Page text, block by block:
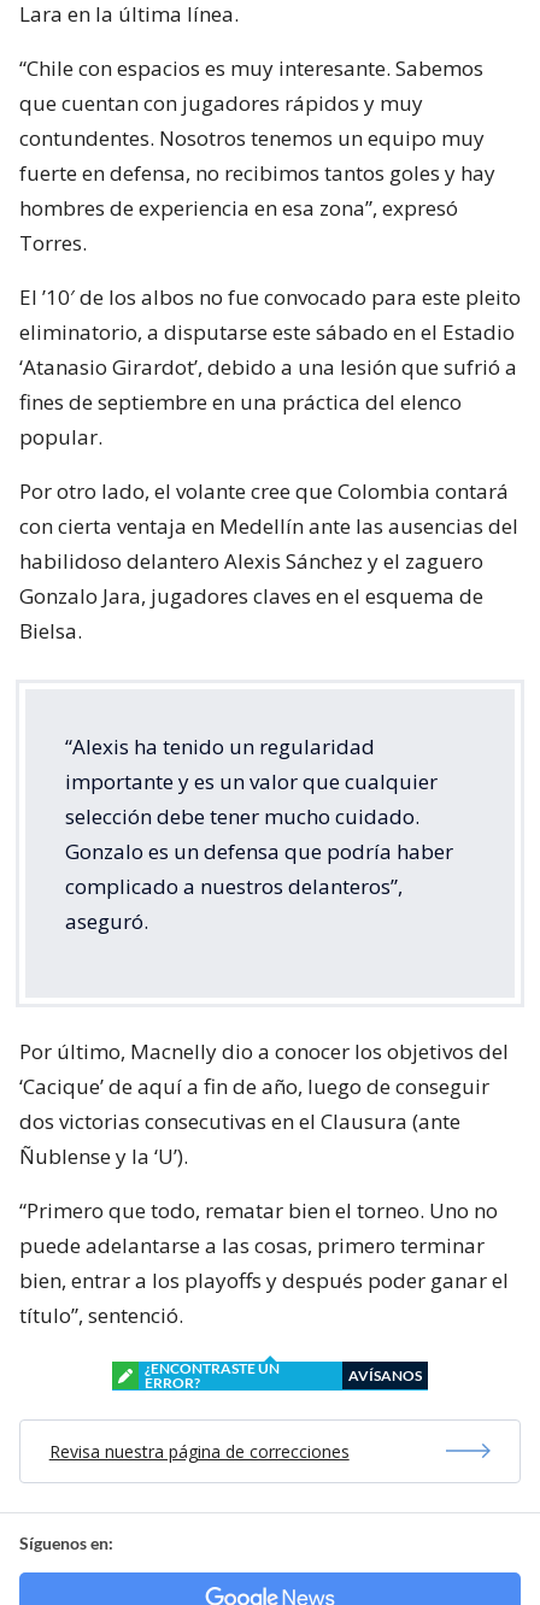
Lara en la última línea.
“Chile con espacios es muy interesante. Sabemos
que cuentan con jugadores rápidos y muy
contundentes. Nosotros tenemos un equipo muy
fuerte en defensa, no recibimos tantos goles y hay
hombres de experiencia en esa zona”, expresó
Torres.
El ’10′ de los albos no fue convocado para este pleito
eliminatorio, a disputarse este sábado en el Estadio
‘Atanasio Girardot’, debido a una lesión que sufrió a
fines de septiembre en una práctica del elenco
popular.
Por otro lado, el volante cree que Colombia contará
con cierta ventaja en Medellín ante las ausencias del
habilidoso delantero Alexis Sánchez y el zaguero
Gonzalo Jara, jugadores claves en el esquema de
Bielsa.
“Alexis ha tenido un regularidad
importante y es un valor que cualquier
selección debe tener mucho cuidado.
Gonzalo es un defensa que podría haber
complicado a nuestros delanteros”,
aseguró.
Por último, Macnelly dio a conocer los objetivos del
‘Cacique’ de aquí a fin de año, luego de conseguir
dos victorias consecutivas en el Clausura (ante
Ñublense y la ‘U’).
“Primero que todo, rematar bien el torneo. Uno no
puede adelantarse a las cosas, primero terminar
bien, entrar a los playoffs y después poder ganar el
título”, sentenció.
¿ENCONTRASTE UN
ERROR?
AVÍSANOS
Revisa nuestra página de correcciones
Síguenos en: